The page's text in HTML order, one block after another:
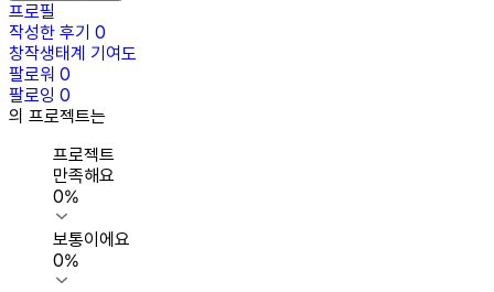
프로필
작성한 후기 0
창작생태계 기여도
팔로워 0
팔로잉 0
의 프로젝트는
프로젝트
만족해요
0%
보통이에요
0%